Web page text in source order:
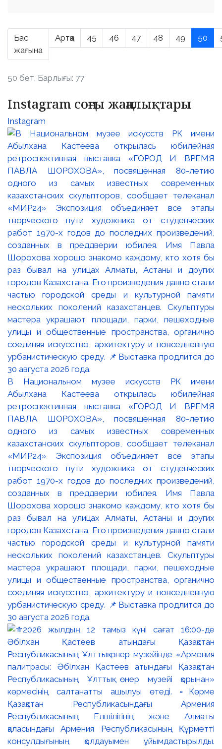
Бас
жағына
Артқа 45 46 47 48 49 50
50 бет. Барлығы: 77
Instagram соңғы жаңалықтары
Instagram
В Национальном музее искусств РК имени
Абылхана Кастеева открылась юбилейная
ретроспективная выставка «ГОРОД И ВРЕМЯ
ПАВЛА ШОРОХОВА», посвящённая 80-летию
одного из самых известных современных
казахстанских скульпторов, сообщает телеканал
«МИР24» Экспозиция объединяет все этапы
творческого пути художника от студенческих
работ 1970-х годов до последних произведений,
созданных в преддверии юбилея. Имя Павла
Шорохова хорошо знакомо каждому, кто хотя бы
раз бывал на улицах Алматы, Астаны и других
городов Казахстана. Его произведения давно стали
частью городской среды и культурной памяти
нескольких поколений казахстанцев. Скульптуры
мастера украшают площади, парки, пешеходные
улицы и общественные пространства, органично
соединяя искусство, архитектуру и повседневную
урбанистическую среду. 📌Выставка продлится до
30 августа 2026 года.